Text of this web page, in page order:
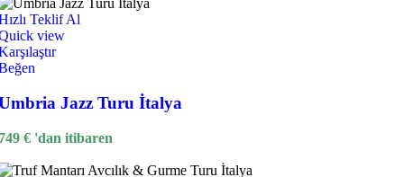
Teklif Al
view
Jazz Turu İtalya
€ 'dan itibaren